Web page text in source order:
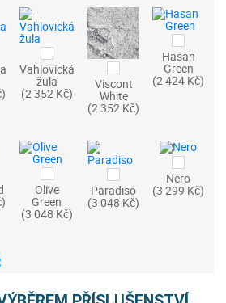
Vahlovická
žula
(2 352 Kč)
Viscont
White
(2 352 Kč)
Hasan
Green
(2 424 Kč)
Olive
Green
(3 048 Kč)
Paradiso
(3 048 Kč)
Nero
(3 299 Kč)